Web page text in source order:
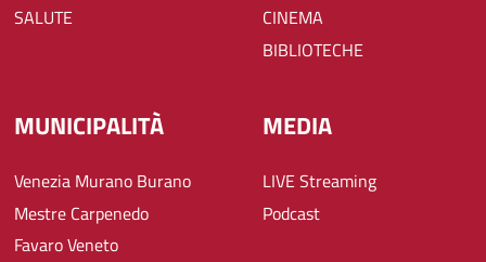
SALUTE
CINEMA
BIBLIOTECHE
MUNICIPALITÀ
Venezia Murano Burano
Mestre Carpenedo
Favaro Veneto
MEDIA
LIVE Streaming
Podcast